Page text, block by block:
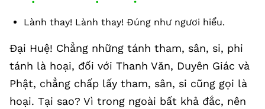
Lành thay! Lành thay! Đúng như ngươi hiểu.
Đại Huệ! Chẳng những tánh tham, sân, si, phi
tánh là hoại, đối với Thanh Văn, Duyên Giác và
Phật, chẳng chấp lấy tham, sân, si cũng gọi là
hoại. Tại sao? Vì trong ngoài bất khả đắc, nên